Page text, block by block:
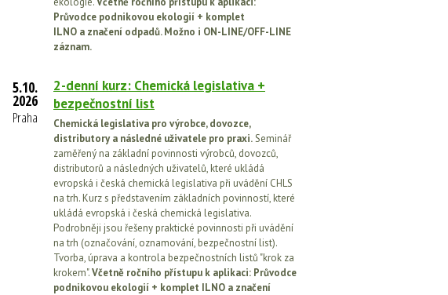
Průvodce podnikovou ekologií + komplet
ILNO a značení odpadů. Možno i ON-LINE/OFF-LINE
záznam.
5.10.
2026
Praha
2-denní kurz: Chemická legislativa +
bezpečnostní list
Chemická legislativa pro výrobce, dovozce,
distributory a následné uživatele pro praxi.Seminář
zaměřený na základní povinnosti výrobců, dovozců,
distributorů a následných uživatelů, které ukládá
evropská i česká chemická legislativa při uvádění CHLS
na trh. Kurz s představením základních povinností, které
ukládá evropská i česká chemická legislativa.
Podrobněji jsou řešeny praktické povinnosti při uvádění
na trh (označování, oznamování, bezpečnostní list).
Tvorba, úprava a kontrola bezpečnostních listů "krok za
krokem".Včetně ročního přístupu k aplikaci: Průvodce
podnikovou ekologií + komplet ILNO a značení